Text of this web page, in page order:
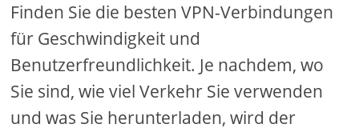
Finden Sie die besten VPN-Verbindungen
für Geschwindigkeit und
Benutzerfreundlichkeit. Je nachdem, wo
Sie sind, wie viel Verkehr Sie verwenden
und was Sie herunterladen, wird der